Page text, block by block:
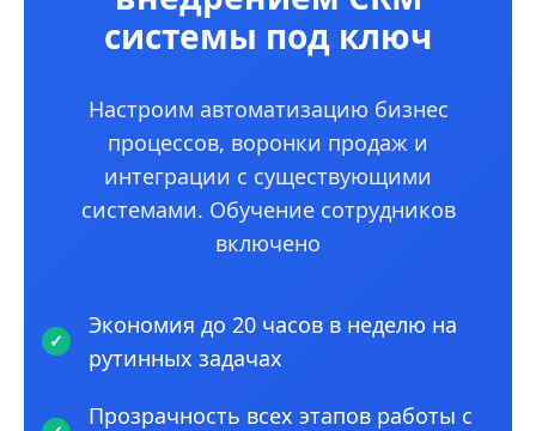
системы под ключ
Настроим автоматизацию бизнес
процессов, воронки продаж и
интеграции с существующими
системами. Обучение сотрудников
включено
Экономия до 20 часов в неделю на
рутинных задачах
Прозрачность всех этапов работы с